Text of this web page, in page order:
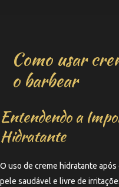
Como usar
o barbear
Entendendo a
Hidratante
O uso de creme hidratante
pele saudável e livre de